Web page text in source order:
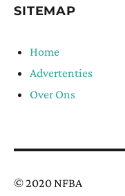
SITEMAP
Home
Advertenties
Over Ons
© 2020 NFBA